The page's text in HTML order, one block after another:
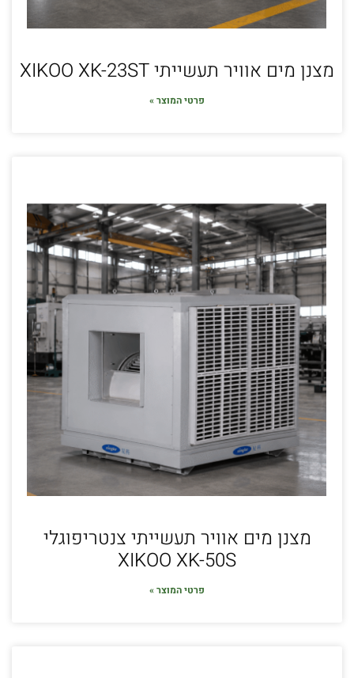
מצנן מים אוויר תעשייתי XIKOO XK-23ST
פרטי המוצר »
מצנן מים אוויר תעשייתי צנטריפוגלי
XIKOO XK-50S
פרטי המוצר »